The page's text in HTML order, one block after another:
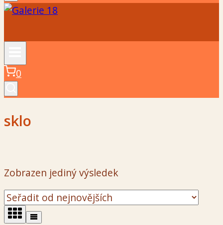
0
sklo
Zobrazen jediný výsledek